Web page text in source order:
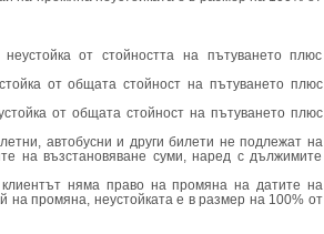
от стойността на пътуването плюс
от общата стойност на пътуването плюс
от общата стойност на пътуването плюс
автобусни и други билети не подлежат на
на възстановяване суми, наред с дължимите
няма право на промяна на датите на
на промяна, неустойката е в размер на 100% от